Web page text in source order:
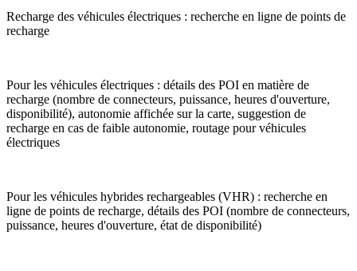
Recharge des véhicules électriques : recherche en ligne de points de
recharge
Pour les véhicules électriques : détails des POI en matière de
recharge (nombre de connecteurs, puissance, heures d'ouverture,
disponibilité), autonomie affichée sur la carte, suggestion de
recharge en cas de faible autonomie, routage pour véhicules
électriques
Pour les véhicules hybrides rechargeables (VHR) : recherche en
ligne de points de recharge, détails des POI (nombre de connecteurs,
puissance, heures d'ouverture, état de disponibilité)